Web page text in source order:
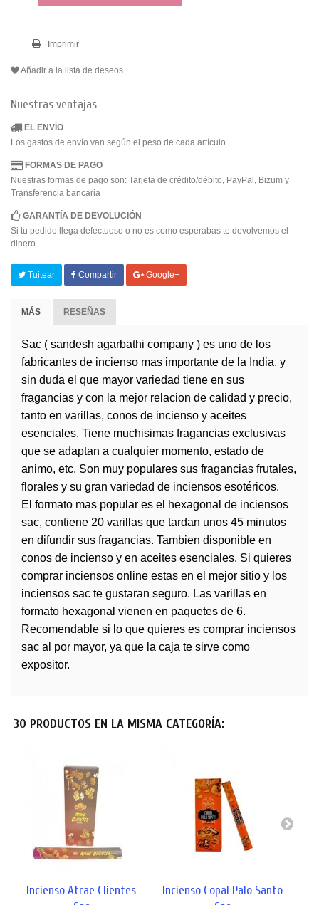
Imprimir
Añadir a la lista de deseos
Nuestras ventajas
EL ENVÍO
Los gastos de envío van según el peso de cada artículo.
FORMAS DE PAGO
Nuestras formas de pago son: Tarjeta de crédito/débito, PayPal, Bizum y
Transferencia bancaria
GARANTÍA DE DEVOLUCIÓN
Si tu pedido llega defectuoso o no es como esperabas te devolvemos el
dinero.
Tuitear Compartir Google+
MÁS RESEÑAS
Sac ( sandesh agarbathi company ) es uno de los
fabricantes de incienso mas importante de la India, y
sin duda el que mayor variedad tiene en sus
fragancias y con la mejor relacion de calidad y precio,
tanto en varillas, conos de incienso y aceites
esenciales. Tiene muchisimas fragancias exclusivas
que se adaptan a cualquier momento, estado de
animo, etc. Son muy populares sus fragancias frutales,
florales y su gran variedad de inciensos esotéricos.
El formato mas popular es el hexagonal de inciensos
sac, contiene 20 varillas que tardan unos 45 minutos
en difundir sus fragancias. Tambien disponible en
conos de incienso y en aceites esenciales. Si quieres
comprar inciensos online estas en el mejor sitio y los
inciensos sac te gustaran seguro. Las varillas en
formato hexagonal vienen en paquetes de 6.
Recomendable si lo que quieres es comprar inciensos
sac al por mayor, ya que la caja te sirve como
expositor.
30 PRODUCTOS EN LA MISMA CATEGORÍA:
Incienso Atrae Clientes
Incienso Copal Palo Santo